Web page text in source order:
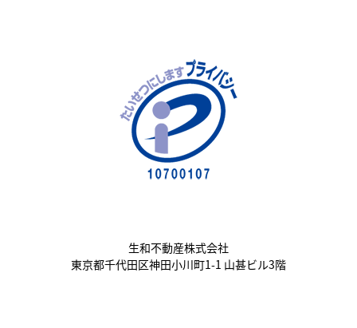
生和不動産株式会社
東京都千代田区神田小川町1-1 山甚ビル3階